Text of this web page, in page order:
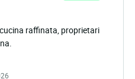
raffinata, proprietari